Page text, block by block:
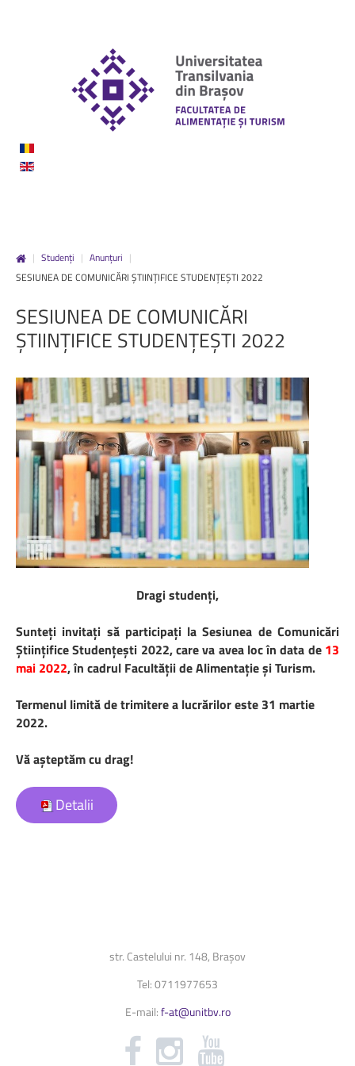
| Studenți | Anunțuri |
SESIUNEA DE COMUNICĂRI ȘTIINȚIFICE STUDENȚEȘTI 2022
SESIUNEA DE COMUNICĂRI
ȘTIINȚIFICE STUDENȚEȘTI 2022
Dragi studenți,
Sunteți invitați să participați la Sesiunea de Comunicări
Științifice Studențești 2022, care va avea loc în data de 13
mai 2022, în cadrul Facultății de Alimentație și Turism.
Termenul limită de trimitere a lucrărilor este 31 martie
2022.
Vă așteptăm cu drag!
Detalii
str. Castelului nr. 148, Brașov
Tel: 0711977653
E-mail:f-at@unitbv.ro